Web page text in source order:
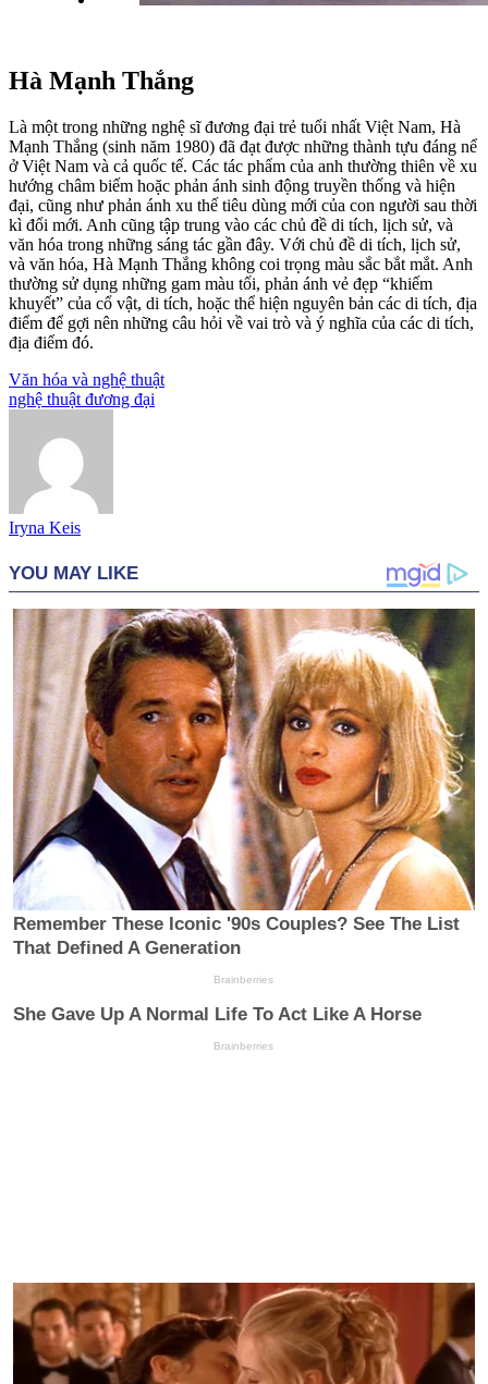
Hà Mạnh Thắng
Là một trong những nghệ sĩ đương đại trẻ tuổi nhất Việt Nam, Hà
Mạnh Thắng (sinh năm 1980) đã đạt được những thành tựu đáng nể
ở Việt Nam và cả quốc tế. Các tác phẩm của anh thường thiên về xu
hướng châm biếm hoặc phản ánh sinh động truyền thống và hiện
đại, cũng như phản ánh xu thế tiêu dùng mới của con người sau thời
kì đổi mới. Anh cũng tập trung vào các chủ đề di tích, lịch sử, và
văn hóa trong những sáng tác gần đây. Với chủ đề di tích, lịch sử,
và văn hóa, Hà Mạnh Thắng không coi trọng màu sắc bắt mắt. Anh
thường sử dụng những gam màu tối, phản ánh vẻ đẹp “khiếm
khuyết” của cổ vật, di tích, hoặc thể hiện nguyên bản các di tích, địa
điểm để gợi nên những câu hỏi về vai trò và ý nghĩa của các di tích,
địa điểm đó.
Văn hóa và nghệ thuật
nghệ thuật đương đại
Iryna Keis